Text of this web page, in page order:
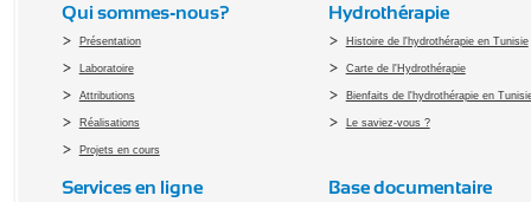
Qui sommes-nous?
Présentation
Laboratoire
Attributions
Réalisations
Projets en cours
Hydrothérapie
Histoire de l'hydrothérapie en Tunisie
Carte de l'Hydrothérapie
Bienfaits de l'hydrothérapie en
Le saviez-vous ?
Services en ligne Base documentaire